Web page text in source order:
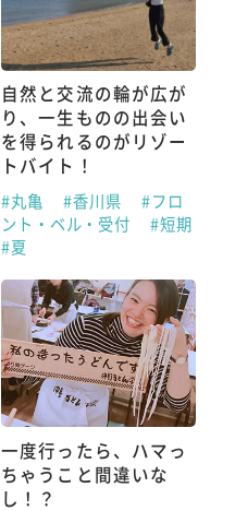
自然と交流の輪が広が
り、一生ものの出会い
を得られるのがリゾー
トバイト！
#丸亀 #香川県
#フロ
ント・ベル・受付
#短期
#夏
一度行ったら、ハマっ
ちゃうこと間違いな
し！？